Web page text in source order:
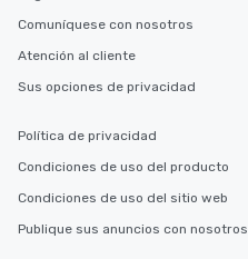
Comuníquese con nosotros
Atención al cliente
Sus opciones de privacidad
Política de privacidad
Condiciones de uso del producto
Condiciones de uso del sitio web
Publique sus anuncios con nosotros